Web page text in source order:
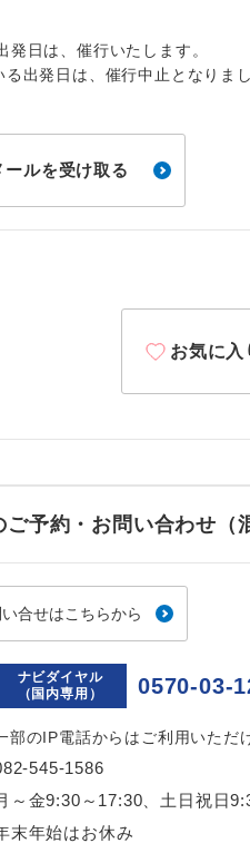
発日は、催行いたします。
る出発日は、催行中止となりま
ルを受け取る
お気に入
予約・お問い合わせ（
合せはこちらから
ナビダイヤル
（国内専用）
0570-03-
部のIP電話からはご利用いただ
545-1586
～金9:30～17:30、土日祝日
末年始はお休み
1名様1室同代金
ご夫婦限定
航空会社指定